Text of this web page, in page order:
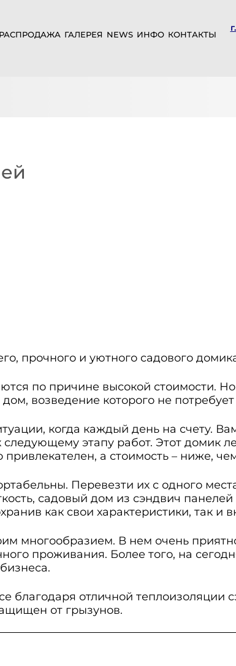
РАСПРОДАЖА ГАЛЕРЕЯ NEWS ИНФО КОНТАКТЫ
прочного и уютного садового
по причине высокой стоимости.
возведение которого не
когда каждый день на счету.
этапу работ. Этот домик
а стоимость – ниже,
Перевезти их с одного
садовый дом из сэндвич
как свои характеристики, так и
многообразием. В нем очень
проживания. Более того, на
благодаря отличной теплоизоляции
от грызунов.